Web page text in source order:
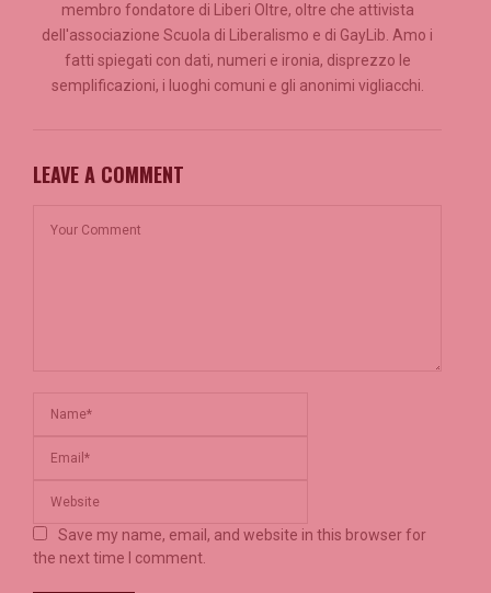
membro fondatore di Liberi Oltre, oltre che attivista
dell'associazione Scuola di Liberalismo e di GayLib. Amo i
fatti spiegati con dati, numeri e ironia, disprezzo le
semplificazioni, i luoghi comuni e gli anonimi vigliacchi.
LEAVE A COMMENT
Save my name, email, and website in this browser for
the next time I comment.